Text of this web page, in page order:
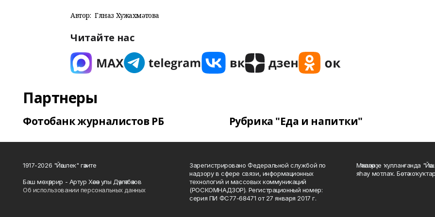
Автор: Гөлназ Хужахмәтова
Читайте нас
Партнеры
Фотобанк журналистов РБ Рубрика "Еда и напитки"
1917-2026 "Йәшлек" гәзите
Баш мөхәррир - Артур Хәсән улы Дәүләтбәков
Об использовании персональных данных
Зарегистрировано Федеральной службой по
надзору в сфере связи, информационных
технологий и массовых коммуникаций
(РОСКОМНАДЗОР). Регистрационный номер:
серия ПИ ФС77-68471 от 27 января 2017 г.
Мәҡәләләрҙе ҡулланғанда
яһау мотлаҡ. Бөтә